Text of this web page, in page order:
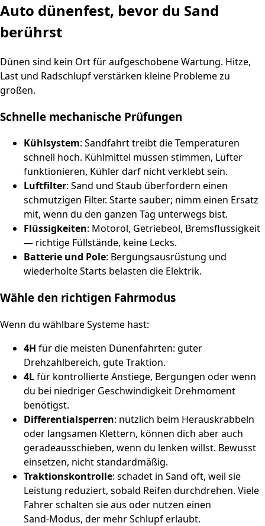
Auto dünenfest, bevor du Sand
berührst
Dünen sind kein Ort für aufgeschobene Wartung. Hitze,
Last und Radschlupf verstärken kleine Probleme zu
großen.
Schnelle mechanische Prüfungen
Kühlsystem: Sandfahrt treibt die Temperaturen
schnell hoch. Kühlmittel müssen stimmen, Lüfter
funktionieren, Kühler darf nicht verklebt sein.
Luftfilter: Sand und Staub überfordern einen
schmutzigen Filter. Starte sauber; nimm einen Ersatz
mit, wenn du den ganzen Tag unterwegs bist.
Flüssigkeiten: Motoröl, Getriebeöl, Bremsflüssigkeit
— richtige Füllstände, keine Lecks.
Batterie und Pole: Bergungsausrüstung und
wiederholte Starts belasten die Elektrik.
Wähle den richtigen Fahrmodus
Wenn du wählbare Systeme hast:
4H für die meisten Dünenfahrten: guter
Drehzahlbereich, gute Traktion.
4Lfür kontrollierte Anstiege, Bergungen oder wenn
du bei niedriger Geschwindigkeit Drehmoment
benötigst.
Differentialsperren: nützlich beim Herauskrabbeln
oder langsamen Klettern, können dich aber auch
geradeausschieben, wenn du lenken willst. Bewusst
einsetzen, nicht standardmäßig.
Traktionskontrolle: schadet in Sand oft, weil sie
Leistung reduziert, sobald Reifen durchdrehen. Viele
Fahrer schalten sie aus oder nutzen einen
Sand‑Modus, der mehr Schlupf erlaubt.